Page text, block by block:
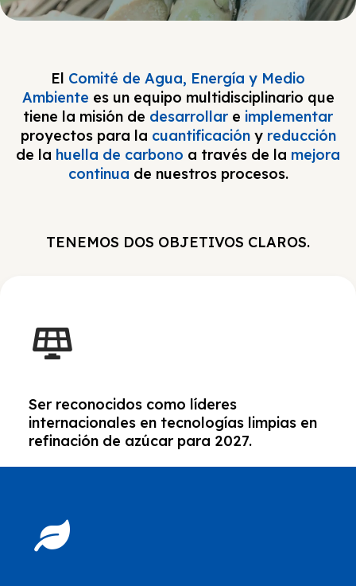
El Comité de Agua, Energía y Medio
Ambiente es un equipo multidisciplinario que
tiene la misión de desarrollar e implementar
proyectos para la cuantificacióny reducción
de la huella de carbono a través de la mejora
continua de nuestros procesos.
TENEMOS DOS OBJETIVOS CLAROS.
Ser reconocidos como líderes
internacionales en tecnologías limpias en
refinación de azúcar para 2027.